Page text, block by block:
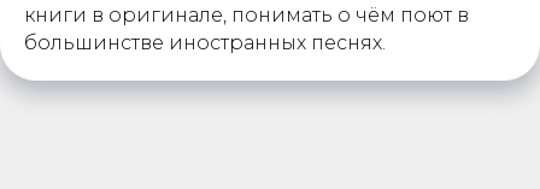
книги в оригинале, понимать о чём поют в
большинстве иностранных песнях.